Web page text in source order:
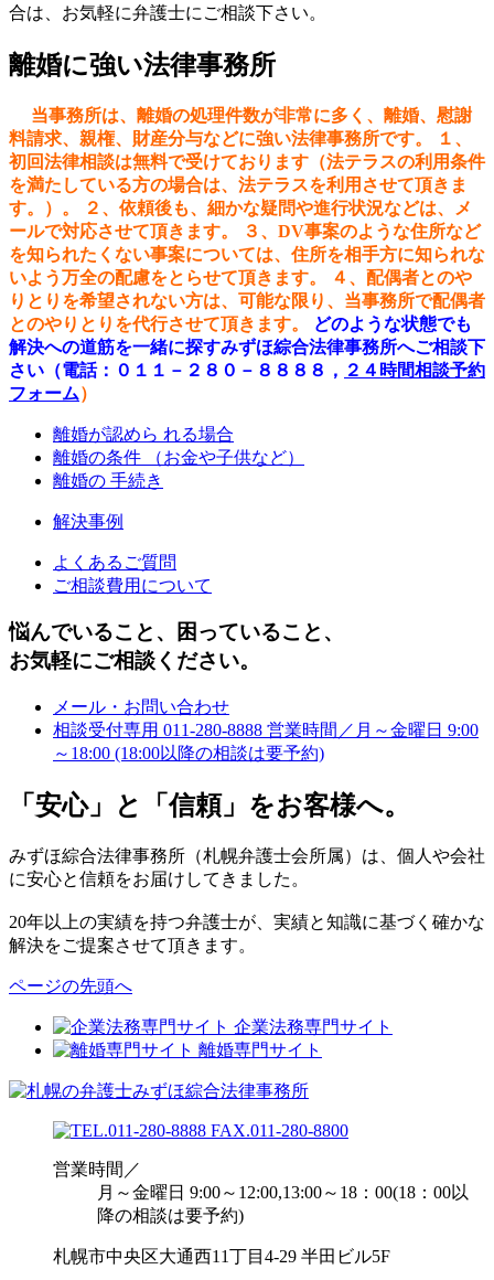
合は、お気軽に弁護士にご相談下さい。
離婚に強い法律事務所
当事務所は、離婚の処理件数が非常に多く、離婚、慰謝
料請求、親権、財産分与などに強い法律事務所です。
１、
初回法律相談は無料で受けております（法テラスの利用条件
を満たしている方の場合は、法テラスを利用させて頂きま
す。）。
２、依頼後も、細かな疑問や進行状況などは、メ
ールで対応させて頂きます。
３、DV事案のような住所など
を知られたくない事案については、住所を相手方に知られな
いよう万全の配慮をとらせて頂きます。
４、配偶者とのや
りとりを希望されない方は、可能な限り、当事務所で配偶者
とのやりとりを代行させて頂きます。
どのような状態でも
解決への道筋を一緒に探すみずほ綜合法律事務所へご相談下
さい（電話：０１１－２８０－８８８８， ２４時間相談予約
フォーム）
離婚が認めら れる場合
離婚の条件 （お金や子供など）
離婚の 手続き
解決事例
よくあるご質問
ご相談費用について
悩んでいること、困っていること、
お気軽にご相談ください。
メール・お問い合わせ
相談受付専用 011-280-8888 営業時間／月～金曜日 9:00
～18:00 (18:00以降の相談は要予約)
「安心」と「信頼」をお客様へ。
みずほ綜合法律事務所（札幌弁護士会所属）は、個人や会社
に安心と信頼をお届けしてきました。
20年以上の実績を持つ弁護士が、実績と知識に基づく確かな
解決をご提案させて頂きます。
ページの先頭へ
企業法務専門サイト
離婚専門サイト
営業時間／
月～金曜日 9:00～12:00,13:00～18：00(18：00以
降の相談は要予約)
札幌市中央区大通西11丁目4-29 半田ビル5F